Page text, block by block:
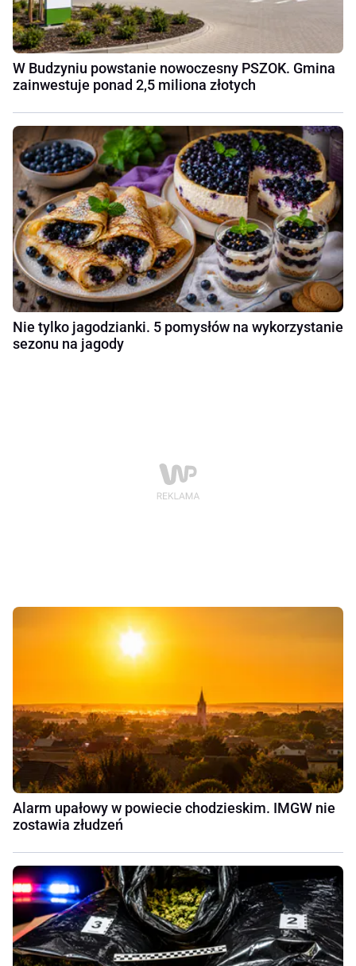
W Budzyniu powstanie nowoczesny PSZOK. Gmina
zainwestuje ponad 2,5 miliona złotych
Nie tylko jagodzianki. 5 pomysłów na wykorzystanie
sezonu na jagody
Alarm upałowy w powiecie chodzieskim. IMGW nie
zostawia złudzeń